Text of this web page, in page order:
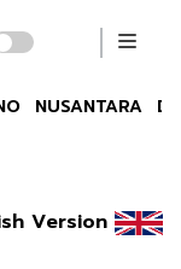
NUSANTARA
Version